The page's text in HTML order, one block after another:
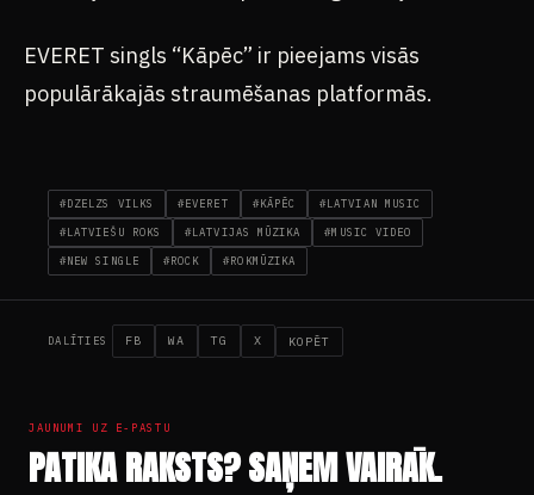
EVERET singls “Kāpēc” ir pieejams visās
populārākajās straumēšanas platformās.
#DZELZS VILKS #EVERET #KĀPĒC #LATVIAN MUSIC
#LATVIEŠU ROKS #LATVIJAS MŪZIKA #MUSIC VIDEO
#NEW SINGLE #ROCK #ROKMŪZIKA
DALĪTIES FB WA TG X KOPĒT
JAUNUMI UZ E-PASTU
PATIKA RAKSTS? SAŅEM VAIRĀK.